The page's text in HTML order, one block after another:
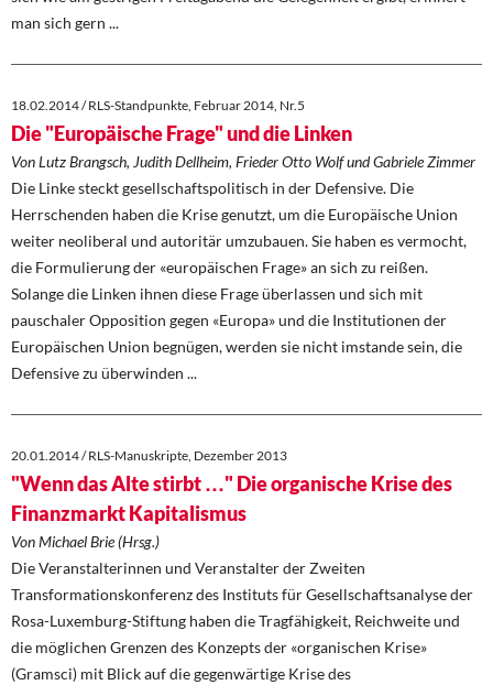
man sich gern ...
18.02.2014 / RLS-Standpunkte, Februar 2014, Nr.5
Die "Europäische Frage" und die Linken
Von Lutz Brangsch, Judith Dellheim, Frieder Otto Wolf und Gabriele Zimmer
Die Linke steckt gesellschaftspolitisch in der Defensive. Die
Herrschenden haben die Krise genutzt, um die Europäische Union
weiter neoliberal und autoritär umzubauen. Sie haben es vermocht,
die Formulierung der «europäischen Frage» an sich zu reißen.
Solange die Linken ihnen diese Frage überlassen und sich mit
pauschaler Opposition gegen «Europa» und die Institutionen der
Europäischen Union begnügen, werden sie nicht imstande sein, die
Defensive zu überwinden ...
20.01.2014 / RLS-Manuskripte, Dezember 2013
"Wenn das Alte stirbt …" Die organische Krise des
Finanzmarkt Kapitalismus
Von Michael Brie (Hrsg.)
Die Veranstalterinnen und Veranstalter der Zweiten
Transformationskonferenz des Instituts für Gesellschaftsanalyse der
Rosa-Luxemburg-Stiftung haben die Tragfähigkeit, Reichweite und
die möglichen Grenzen des Konzepts der «organischen Krise»
(Gramsci) mit Blick auf die gegenwärtige Krise des